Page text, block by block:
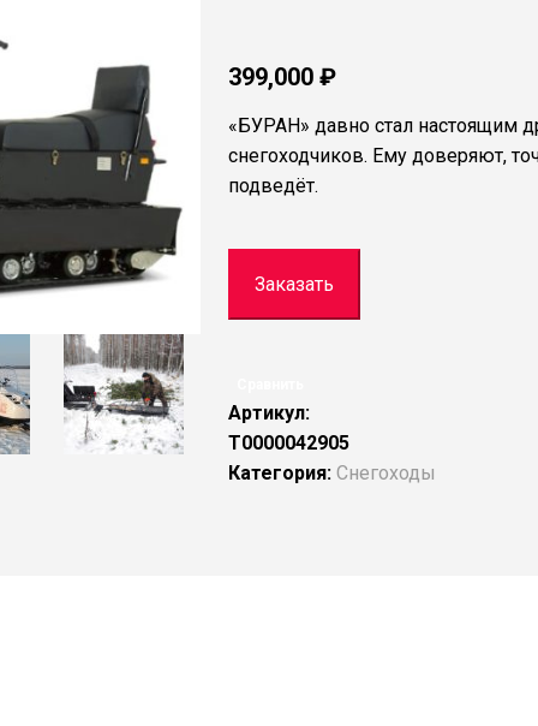
399,000 ₽
«БУРАН» давно стал настоящим
снегоходчиков. Ему доверяют,
подведёт.
Заказать
Артикул:
Т0000042905
Категория: Снегоходы